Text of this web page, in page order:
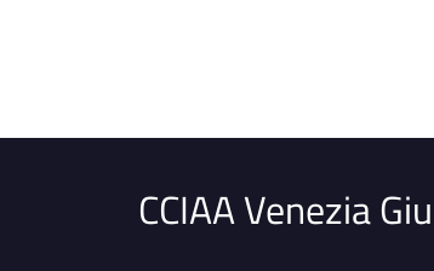
CCIAA Venezia